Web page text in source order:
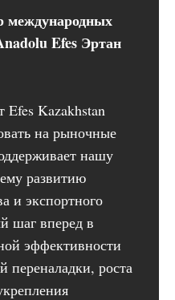
международных
Efes Эртан
Efes Kazakhstan
на рыночные
нашу
развитию
и экспортного
шаг вперед в
эффективности
переналадки, роста